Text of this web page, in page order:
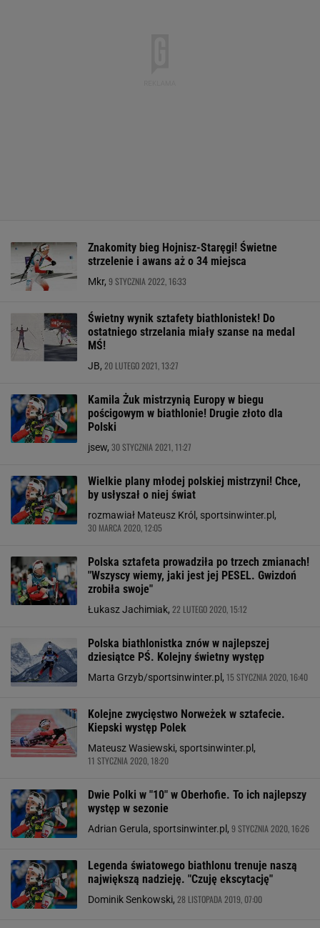
Znakomity bieg Hojnisz-Staręgi! Świetne
strzelenie i awans aż o 34 miejsca
Mkr, 9 STYCZNIA 2022, 16:33
Świetny wynik sztafety biathlonistek! Do
ostatniego strzelania miały szanse na medal
MŚ!
JB, 20 LUTEGO 2021, 13:27
Kamila Żuk mistrzynią Europy w biegu
pościgowym w biathlonie! Drugie złoto dla
Polski
jsew, 30 STYCZNIA 2021, 11:27
Wielkie plany młodej polskiej mistrzyni! Chce,
by usłyszał o niej świat
rozmawiał Mateusz Król, sportsinwinter.pl,
30 MARCA 2020, 12:05
Polska sztafeta prowadziła po trzech zmianach!
"Wszyscy wiemy, jaki jest jej PESEL. Gwizdoń
zrobiła swoje"
Łukasz Jachimiak, 22 LUTEGO 2020, 15:12
Polska biathlonistka znów w najlepszej
dziesiątce PŚ. Kolejny świetny występ
Marta Grzyb/sportsinwinter.pl, 15 STYCZNIA 2020, 16:40
Kolejne zwycięstwo Norweżek w sztafecie.
Kiepski występ Polek
Mateusz Wasiewski, sportsinwinter.pl,
11 STYCZNIA 2020, 18:20
Dwie Polki w "10" w Oberhofie. To ich najlepszy
występ w sezonie
Adrian Gerula, sportsinwinter.pl, 9 STYCZNIA 2020, 16:26
Legenda światowego biathlonu trenuje naszą
największą nadzieję. "Czuję ekscytację"
Dominik Senkowski, 28 LISTOPADA 2019, 07:00